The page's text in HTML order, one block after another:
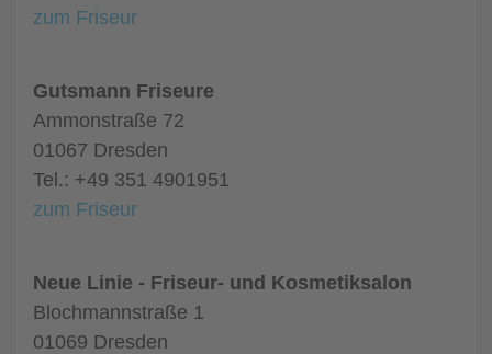
zum Friseur
Gutsmann Friseure
Ammonstraße 72
01067 Dresden
Tel.: +49 351 4901951
zum Friseur
Neue Linie - Friseur- und Kosmetiksalon
Blochmannstraße 1
01069 Dresden